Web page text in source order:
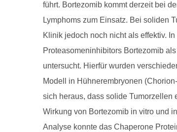
führt. Bortezomib kommt derzeit bei
Lymphoms zum Einsatz. Bei soliden
Klinik jedoch noch nicht als effektiv.
Proteasomeninhibitors Bortezomib
untersucht. Hierfür wurden
Modell in Hühnerembryonen
sich heraus, dass solide
Wirkung von Bortezomib in vitro und
Analyse konnte das Chaperone